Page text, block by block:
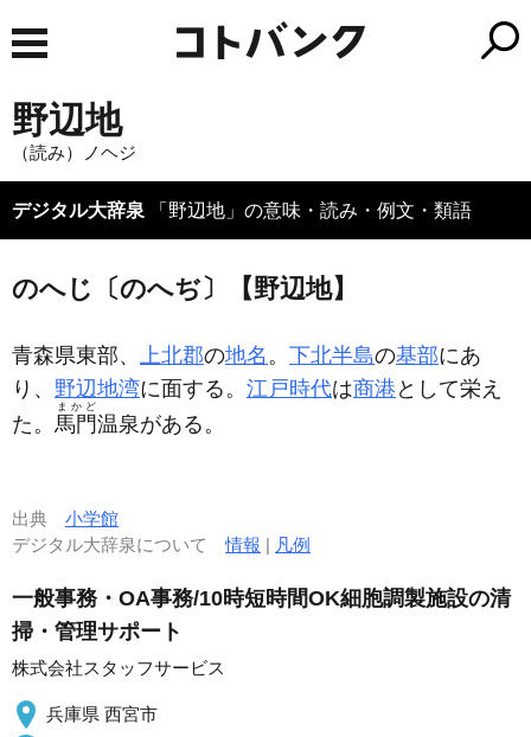
野辺地
（読み）ノヘジ
デジタル大辞泉 「野辺地」の意味・読み・例文・類語
のへじ〔のへぢ〕【野辺地】
青森県東部、 上北郡の地名 。 下北半島の基部にあ
り、 野辺地湾に面する。 江戸時代は商港 として栄え
た。 馬門
まかど
温泉がある。
出典 小学館
デジタル大辞泉について情報 | 凡例
一般事務・OA事務/10時短時間OK細胞調製施設の清
掃・管理サポート
株式会社スタッフサービス
兵庫県 西宮市